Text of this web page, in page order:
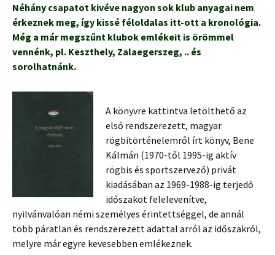
Néhány csapatot kivéve nagyon sok klub anyagai nem
érkeznek meg, így kissé féloldalas itt-ott a kronológia.
Még a már megszűnt klubok emlékeit is örömmel
vennénk, pl. Keszthely, Zalaegerszeg, .. és
sorolhatnánk.
A könyvre kattintva letölthető az
első rendszerezett, magyar
rögbitörténelemről írt könyv, Bene
Kálmán (1970-től 1995-ig aktív
rögbis és sportszervező) privát
kiadásában az 1969-1988-ig terjedő
időszakot felelevenítve,
nyilvánvalóan némi személyes érintettséggel, de annál
több páratlan és rendszerezett adattal arról az időszakról,
melyre már egyre kevesebben emlékeznek.